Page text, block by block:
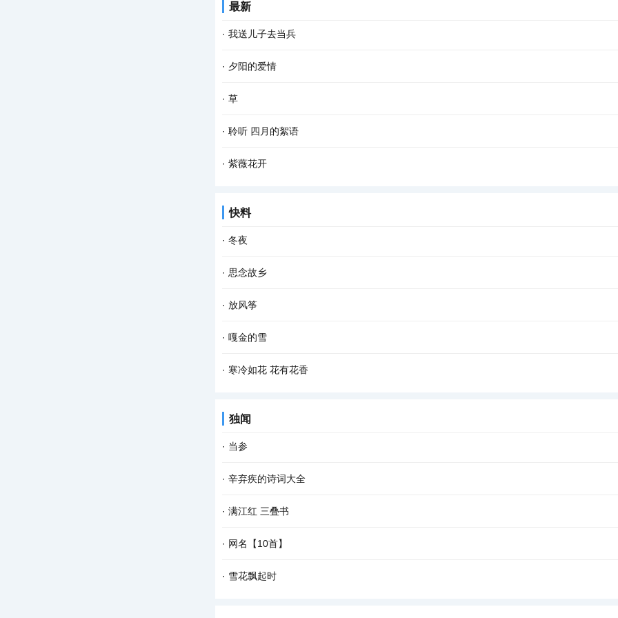
最新
· 我送儿子去当兵
青春时光的我，对军营充满向往。但因种种原因，我没能走进军营，成为一名女兵。 时光如
了。有一天，他对我说，他想当兵。这话让年已不惑的我感慨万千。我想，...
· 夕阳的爱情
夕阳爱着月亮， 月亮追赶朝阳， 朝阳不回头看， 月亮也不回头看。 可惜夕阳的美丽， 只有
惜夕阳的爱情， 只有我为其感伤。...
· 草
春到最先知， 竟相破土出， 烟绿满都城， 百花争艳衬。 任尔风雨摧， 劲立桃源缀， 不争风
醉。...
· 聆听 四月的絮语
美丽的四月 伴着鲜花 和着春风的笑靥 迈着轻盈脚步款款而来 瓦蓝的天空 与明媚的阳光拥抱
· 紫薇花开
快料
· 冬夜
偶然，传来的声音 是黑暗中的鸟鸣 漆黑的四周，有无数双眼 在夜幕里漂浮 没什么，是固定
意的谎言 覆盖住 这个原本纯净的世界 属于冬夜的，不再有 裸露的叶子...
· 思念故乡
回忆，那么细碎，那么悠长；故乡，那么遥远，那么忧伤。没有故乡，自己属于谁？没有路标
头也不回地疾行，故乡最朴素最亲切的气息，一幕幕的景象在眼前滑过...
· 放风筝
阳春三月是放风筝的好季节，歌里也唱——又是一年三月三，风筝飞满天。其实若按夏历三月
太阳也有些晒，所以过了二月二龙抬头，就是外出踏青、纸鸢纷飞的好...
· 嘎金的雪
清晨，飘落了一夜的雪花随着呦呦鹿鸣停止了飞舞。雪花漂白了整个世界，嘎金雪地里凌乱的
· 寒冷如花 花有花香
独闻
· 当参
民国时候，滨海小镇有一家当铺。开当铺一定很有钱，那当然了，没钱怎么能开当铺呀。小时
当铺，在老人眼里，当铺最有钱了。有人说为富不仁，这家当铺绝对不...
· 辛弃疾的诗词大全
1、江神子·和陈仁和韵 宝钗飞凤鬓鸾。望重欢。水云宽。 肠断新来，翠被□香残。待得来时春
千竿。 湘筠帘卷泪痕斑。佩声闲。玉垂环。 个里温柔，容我老其间。却...
· 满江红 三叠书
《词林正韵》 雁字流连，空提笔、婵娟酒浊。 红酥手、一杯如许，撷芳迁却。 泪点两行身自
作。 断桥见、当此念缠绵，听弦索。 阑干下，都是错。泠风陌，心难泊...
· 网名【10首】
网名【10首】 陕西/空也静 1故乡 溪水把村庄拴在山腰 小路如一条蛇 从林间穿过 偶尔抬头 吐
· 雪花飘起时